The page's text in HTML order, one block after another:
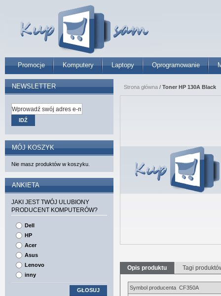
Promocje Komputery Laptopy Oprogramowanie
Strona główna / Toner HP 130A Black
Opis produktu Tagi
Symbol producenta CF350A
NEWSLETTER
IDŹ
MÓJ KOSZYK
Nie masz produktów w koszyku.
ANKIETA
JAKI JEST TWÓJ ULUBIONY
PRODUCENT KOMPUTERÓW?
Dell
HP
Acer
Asus
Lenovo
inny
GŁOSUJ